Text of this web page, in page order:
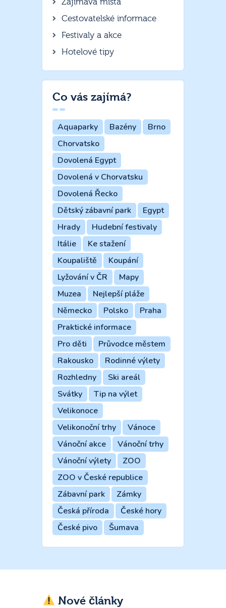
Zajímavá místa
Cestovatelské informace
Festivaly a akce
Hotelové tipy
Co vás zajímá?
Aquaparky Bazény
Brno
Chorvatsko
Dovolená Egypt
Dovolená v Chorvatsku
Dovolená Řecko
Dětský zábavní park
Egypt
Hrady
Hudební festivaly
Itálie
Ke stažení
Koupaliště
Koupání
Lyžování v ČR
Mapy
Muzea
Nejlepší pláže
Německo
Polsko
Praha
Praktické informace
Pro děti
Průvodce městem
Rakousko
Rodinné výlety
Rozhledny
Ski areál
Svátky
Tip na výlet
Velikonoce
Velikonoční trhy
Vánoce
Vánoční akce
Vánoční trhy
Vánoční výlety
ZOO
ZOO v České republice
Zábavní park
Zámky
Česká příroda
České hory
České pivo
Šumava
Nové články